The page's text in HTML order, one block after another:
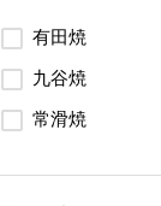
有田焼
九谷焼
常滑焼